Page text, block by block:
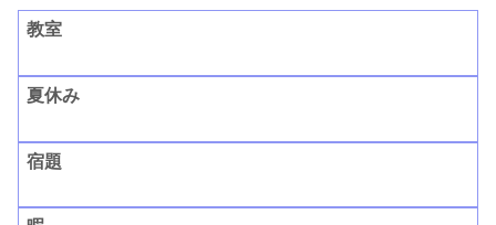
教室
夏休み
宿題